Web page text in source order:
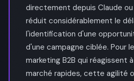
directement depuis Claude ou
réduit considérablement le
l'identification d'une
d'une campagne ciblée. Pour
marketing B2B qui réagissent
marché rapides, cette agilité